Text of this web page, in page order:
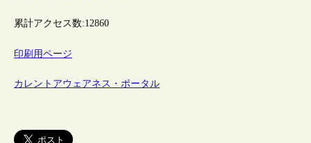
累計アクセス数:12860
印刷用ページ
カレントアウェアネス・ポータル